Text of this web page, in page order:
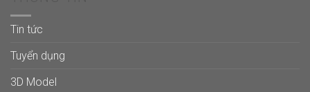
Tin tức
Tuyển dụng
3D Model